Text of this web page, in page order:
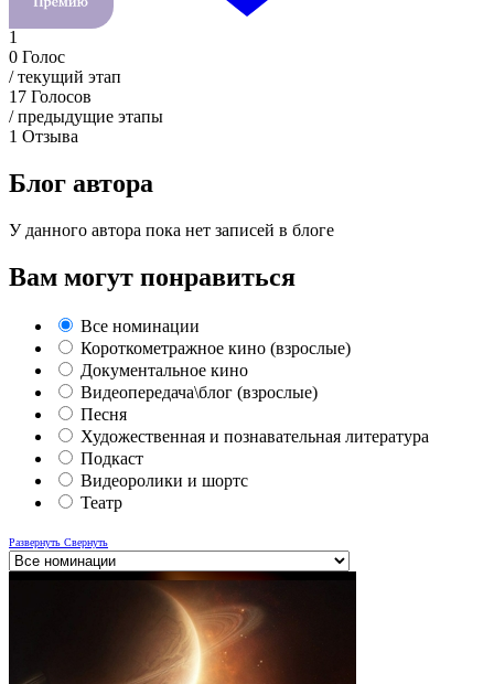
1
0 Голос
/ текущий этап
17 Голосов
/ предыдущие этапы
1 Отзыва
Блог автора
У данного автора пока нет записей в блоге
Вам могут понравиться
Все номинации
Короткометражное кино (взрослые)
Документальное кино
Видеопередача\блог (взрослые)
Песня
Художественная и познавательная литература
Подкаст
Видеоролики и шортс
Театр
Развернуть Свернуть